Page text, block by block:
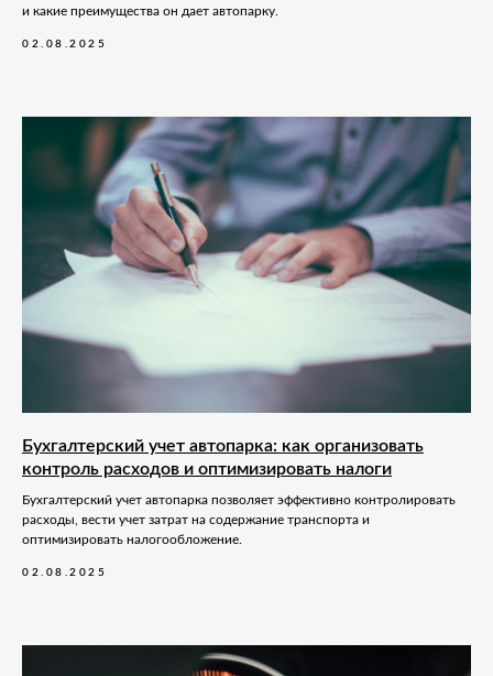
и какие преимущества он дает автопарку.
02.08.2025
Бухгалтерский учет автопарка: как организовать
контроль расходов и оптимизировать налоги
Бухгалтерский учет автопарка позволяет эффективно контролировать
расходы, вести учет затрат на содержание транспорта и
оптимизировать налогообложение.
02.08.2025